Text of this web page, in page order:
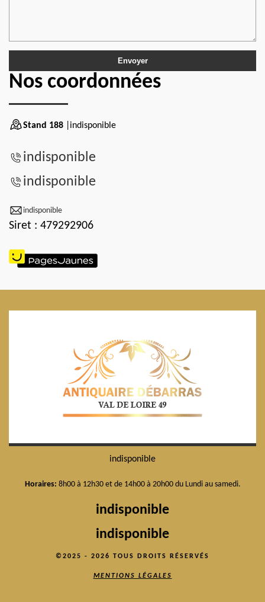
Nos coordonnées
Stand 188 |indisponible
indisponible
indisponible
indisponible
Siret : 479292906
indisponible
Horaires: 8h00 à 12h30 et de 14h00 à 20h00 du Lundi au samedi.
indisponible
indisponible
©2025 - 2026 TOUS DROITS RÉSERVÉS
MENTIONS LÉGALES